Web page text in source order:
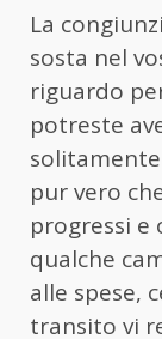
La
sosta nel
riguardo
potreste
pur vero
progressi
qualche
alle spese,
transito vi